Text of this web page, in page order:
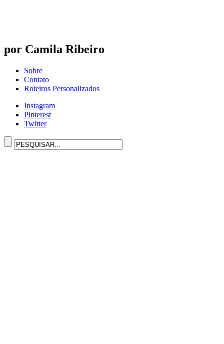
por Camila Ribeiro
Sobre
Contato
Roteiros Personalizados
Instagram
Pinterest
Twitter